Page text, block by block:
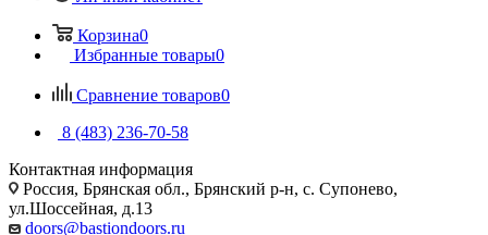
Корзина0
Избранные товары0
Сравнение товаров0
8 (483) 236-70-58
Контактная информация
Россия, Брянская обл., Брянский р-н, с. Супонево,
ул.Шоссейная, д.13
doors@bastiondoors.ru